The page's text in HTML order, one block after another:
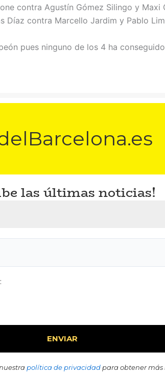
contra Agustín Gómez Silingo y Maxi
contra Marcello Jardim y Pablo
pues ninguno de los 4 ha
las últimas noticias!
política de privacidad para obtener más